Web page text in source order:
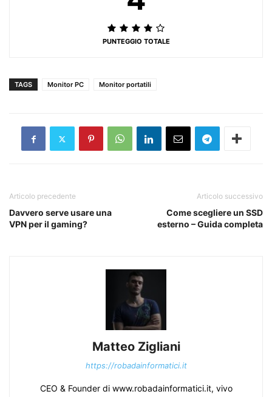
PUNTEGGIO TOTALE
TAGS Monitor PC Monitor portatili
Articolo precedente
Davvero serve usare una
VPN per il gaming?
Articolo successivo
Come scegliere un SSD
esterno – Guida completa
Matteo Zigliani
https://robadainformatici.it
CEO & Founder di www.robadainformatici.it, vivo